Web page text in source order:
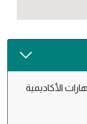
الأكاديمية